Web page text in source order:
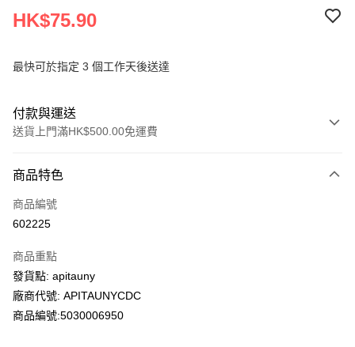
HK$75.90
最快可於指定 3 個工作天後送達
付款與運送
送貨上門滿HK$500.00免運費
信用卡
AlipayHK
WeChat Pay
送貨方式
商品特色
商品編號
602225
商品重點
發貨點: apitauny
廠商代號: APITAUNYCDC
商品編號:5030006950